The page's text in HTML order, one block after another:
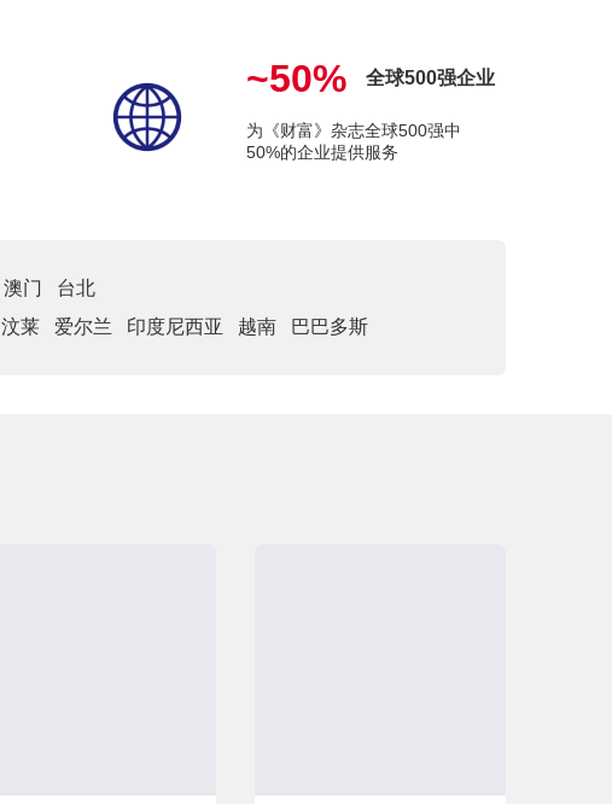
~50% 全球500强企业
为《财富》杂志全球500强中
50%的企业提供服务
澳门
台北
汶莱 爱尔兰 印度尼西亚 越南 巴巴多斯